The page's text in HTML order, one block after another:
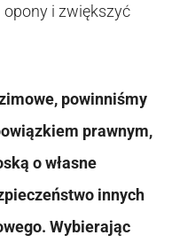
opony i zwiększyć
powinniśmy
prawnym,
o własne
innych
Wybierając